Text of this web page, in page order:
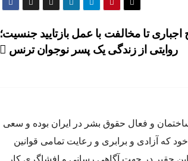
اجباری تا مخالفت با عمل بازتایید جنسیت؛
روایتی از زندگی یک پسر نوجوان ترنس
رشته عمران ساختمان و فعال حقوق بشر در ايران بوده و سعى
كه آزادى و برابرى و رعايت تمامى قوانين
حقير در جهت آگاهى رسانى و افشاگرى كار